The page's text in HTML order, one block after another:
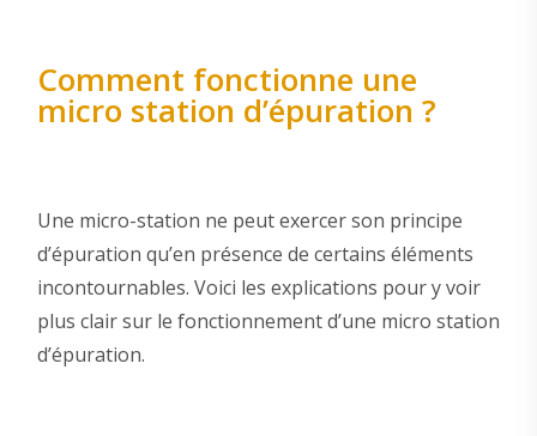
Comment fonctionne une
micro station d’épuration ?
Une micro-station ne peut exercer son principe
d’épuration qu’en présence de certains éléments
incontournables. Voici les explications pour y voir
plus clair sur le fonctionnement d’une micro station
d’épuration.